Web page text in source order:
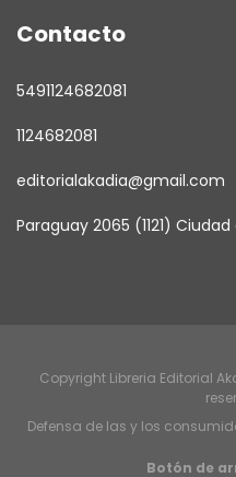
Contacto
5491124682081
1124682081
editorialakadia@gmail.com
Paraguay 2065 (1121)
Copyright Libreria Editorial
Defensa de las y los
Botón de